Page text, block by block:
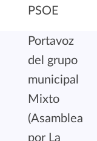
PSOE
Portavoz
del grupo
municipal
Mixto
(Asamblea
por La